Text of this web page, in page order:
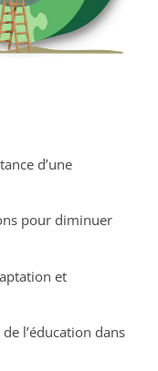
d’une
pour diminuer
et
de l’éducation dans